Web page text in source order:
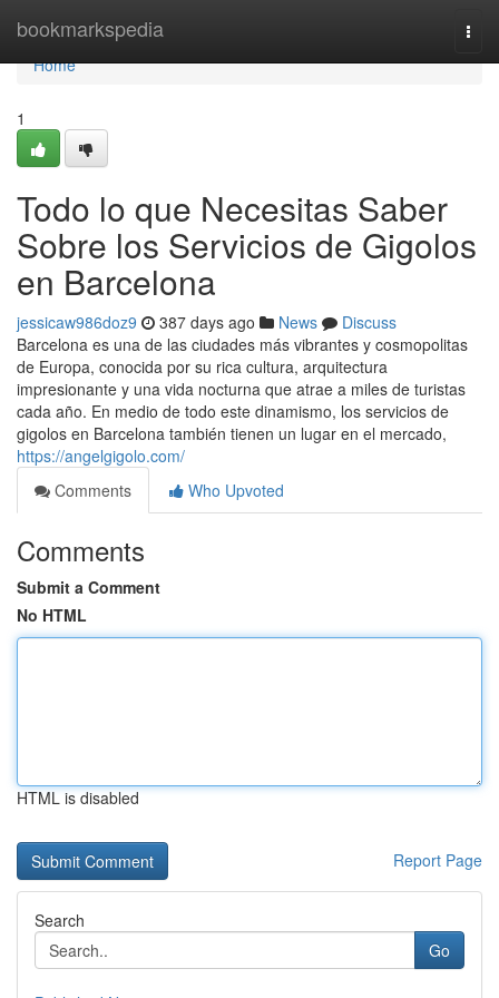
bookmarkspedia
Home
Home
1
Todo lo que Necesitas Saber
Sobre los Servicios de Gigolos
en Barcelona
jessicaw986doz9 387 days ago News
Discuss
Barcelona es una de las ciudades más vibrantes y cosmopolitas
de Europa, conocida por su rica cultura, arquitectura
impresionante y una vida nocturna que atrae a miles de turistas
cada año. En medio de todo este dinamismo, los servicios de
gigolos en Barcelona también tienen un lugar en el mercado,
https://angelgigolo.com/
Comments
Who Upvoted
Comments
Submit a Comment
No HTML
HTML is disabled
Report Page
Search
Go